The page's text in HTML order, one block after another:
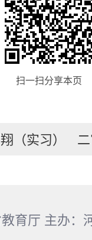
扫一扫分享本页
（实习）
育厅 主办：